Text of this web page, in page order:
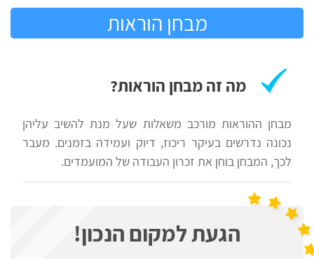
למבחני
לעבודה
כללי
מבחנים
פסיכוטכניים
מבית
רווח
בחינות
קבלה
לאקדמיה
הכנה
לצה"ל
מבחן הוראות
מה זה מבחן הוראות?
מבחן ההוראות מורכב משאלות שעל מנת להשיב עליהן
נכונה נדרשים בעיקר ריכוז, דיוק ועמידה בזמנים. מעבר
לכך, המבחן בוחן את זכרון העבודה של המועמדים.
הגעת למקום הנכון!